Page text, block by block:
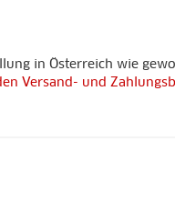
in Österreich wie
Versand- und